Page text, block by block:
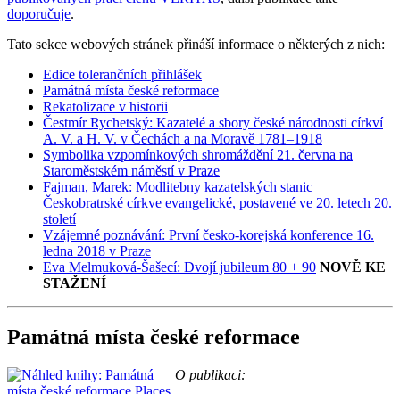
doporučuje.
Tato sekce webových stránek přináší informace o některých z nich:
Edice tolerančních přihlášek
Památná místa české reformace
Rekatolizace v historii
Čestmír Rychetský: Kazatelé a sbory české národnosti církví
A. V. a H. V. v Čechách a na Moravě 1781–1918
Symbolika vzpomínkových shromáždění 21. června na
Staroměstském náměstí v Praze
Fajman, Marek: Modlitebny kazatelských stanic
Českobratrské církve evangelické, postavené ve 20. letech 20.
století
Vzájemné poznávání: První česko-korejská konference 16.
ledna 2018 v Praze
Eva Melmuková-Šašecí: Dvojí jubileum 80 + 90 NOVĚ KE
STAŽENÍ
Památná místa české reformace
O publikaci: